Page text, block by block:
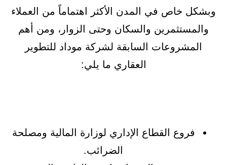
وبشكل خاص في المدن الأكثر اهتماماً من العملاء
والمستثمرين والسكان وحتى الزوار، ومن أهم
المشروعات السابقة لشركة موداد للتطوير
العقاري ما يلي:
فروع القطاع الإداري لوزارة المالية ومصلحة
الضرائب.